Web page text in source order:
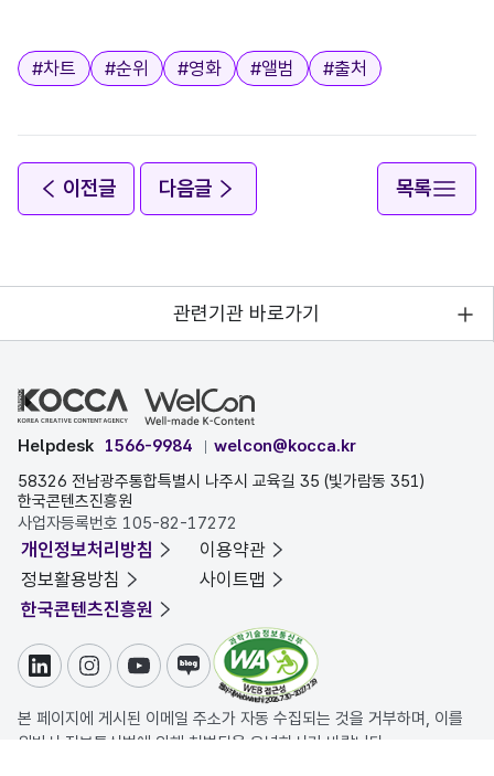
태그
#차트 #순위 #영화 #앨범 #출처
이전글 다음글 목록
관련기관 바로가기
Helpdesk 1566-9984
welcon@kocca.kr
58326 전남광주통합특별시 나주시 교육길 35 (빛가람동 351)
한국콘텐츠진흥원
사업자등록번호 105-82-17272
개인정보처리방침
이용약관
정보활용방침
사이트맵
한국콘텐츠진흥원
링크드인인스타그램
유튜브블로그
본 페이지에 게시된 이메일 주소가 자동 수집되는 것을 거부하며, 이를
위반시 정보통신법에 의해 처벌됨을 유념하시기 바랍니다.